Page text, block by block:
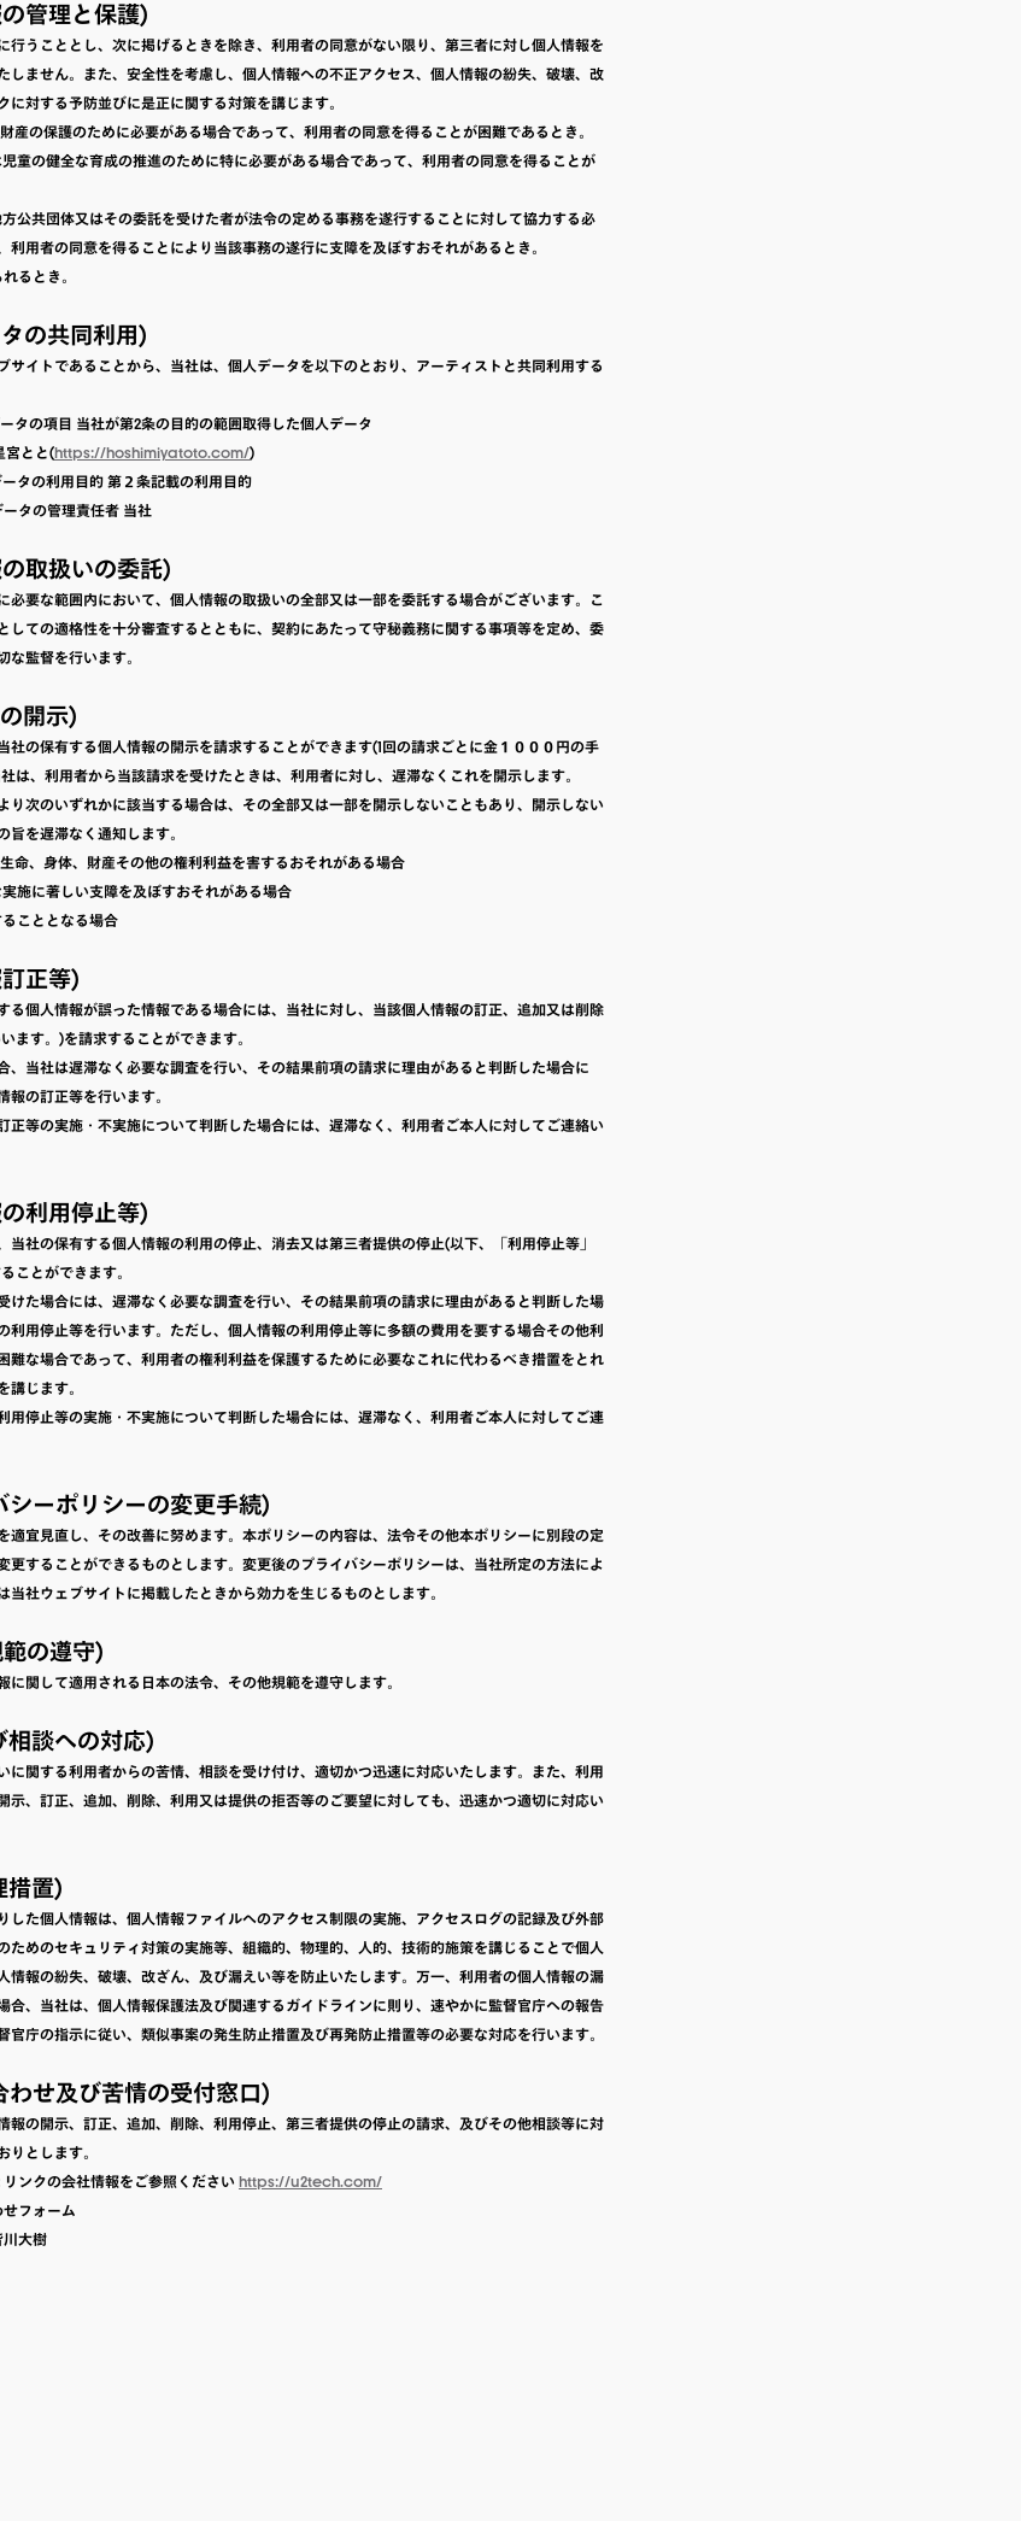
管理と保護)
行うこととし、次に掲げるときを除き、利用者の同意がない限り、第三者に対し個人情報を
しません。また、安全性を考慮し、個人情報への不正アクセス、個人情報の紛失、破壊、改
に対する予防並びに是正に関する対策を講じます。
産の保護のために必要がある場合であって、利用者の同意を得ることが困難であるとき。
童の健全な育成の推進のために特に必要がある場合であって、利用者の同意を得ることが
公共団体又はその委託を受けた者が法令の定める事務を遂行することに対して協力する必
利用者の同意を得ることにより当該事務の遂行に支障を及ぼすおそれがあるとき。
るとき。
の共同利用)
サイトであることから、当社は、個人データを以下のとおり、アーティストと共同利用する
タの項目 当社が第2条の目的の範囲取得した個人データ
宮とと(https://hoshimiyatoto.com/)
タの利用目的 第２条記載の利用目的
タの管理責任者 当社
取扱いの委託)
必要な範囲内において、個人情報の取扱いの全部又は一部を委託する場合がございます。こ
しての適格性を十分審査するとともに、契約にあたって守秘義務に関する事項等を定め、委
な監督を行います。
開示)
社の保有する個人情報の開示を請求することができます(1回の請求ごとに金１０００円の手
は、利用者から当該請求を受けたときは、利用者に対し、遅滞なくこれを開示します。
り次のいずれかに該当する場合は、その全部又は一部を開示しないこともあり、開示しない
旨を遅滞なく通知します。
命、身体、財産その他の権利利益を害するおそれがある場合
施に著しい支障を及ぼすおそれがある場合
こととなる場合
正等)
る個人情報が誤った情報である場合には、当社に対し、当該個人情報の訂正、追加又は削除
ます。)を請求することができます。
、当社は遅滞なく必要な調査を行い、その結果前項の請求に理由があると判断した場合に
報の訂正等を行います。
正等の実施・不実施について判断した場合には、遅滞なく、利用者ご本人に対してご連絡い
利用停止等)
当社の保有する個人情報の利用の停止、消去又は第三者提供の停止(以下、「利用停止等」
ことができます。
けた場合には、遅滞なく必要な調査を行い、その結果前項の請求に理由があると判断した場
利用停止等を行います。ただし、個人情報の利用停止等に多額の費用を要する場合その他利
難な場合であって、利用者の権利利益を保護するために必要なこれに代わるべき措置をとれ
講じます。
用停止等の実施・不実施について判断した場合には、遅滞なく、利用者ご本人に対してご連
シーポリシーの変更手続)
適宜見直し、その改善に努めます。本ポリシーの内容は、法令その他本ポリシーに別段の定
更することができるものとします。変更後のプライバシーポリシーは、当社所定の方法によ
当社ウェブサイトに掲載したときから効力を生じるものとします。
範の遵守)
に関して適用される日本の法令、その他規範を遵守します。
相談への対応)
に関する利用者からの苦情、相談を受け付け、適切かつ迅速に対応いたします。また、利用
示、訂正、追加、削除、利用又は提供の拒否等のご要望に対しても、迅速かつ適切に対応い
措置)
した個人情報は、個人情報ファイルへのアクセス制限の実施、アクセスログの記録及び外部
ためのセキュリティ対策の実施等、組織的、物理的、人的、技術的施策を講じることで個人
情報の紛失、破壊、改ざん、及び漏えい等を防止いたします。万一、利用者の個人情報の漏
合、当社は、個人情報保護法及び関連するガイドラインに則り、速やかに監督官庁への報告
官庁の指示に従い、類似事案の発生防止措置及び再発防止措置等の必要な対応を行います。
わせ及び苦情の受付窓口)
報の開示、訂正、追加、削除、利用停止、第三者提供の停止の請求、及びその他相談等に対
りとします。
ンクの会社情報をご参照ください https://u2tech.com/
フォーム
川大樹